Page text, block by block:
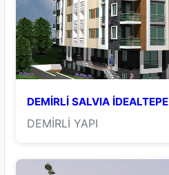
DEMİRLİ SALVIA İDEALTEPE
DEMİRLİ YAPI